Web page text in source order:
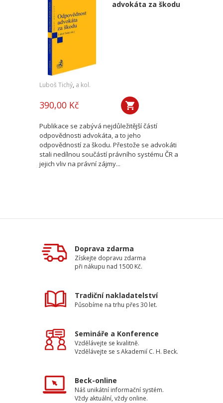
advokáta za škodu
Luboš Tichý, a kol.
390,00 Kč
Publikace se zabývá nejdůležitější částí
odpovědnosti advokáta, a to jeho
odpovědností za škodu. Přestože se advokáti
stali nedílnou součástí právního systému ČR a
jejich vliv na právní zájmy...
Doprava zdarma
Získejte dopravu zdarma
při nákupu nad 1500 Kč.
Tradiční nakladatelství
Působíme na trhu přes 30 let.
Semináře a Konference
Vzdělávejte se kvalitně.
Vzdělávejte se s Akademií C. H. Beck.
Beck-online
Náš unikátní informační systém.
Vždy aktuální, vždy online.